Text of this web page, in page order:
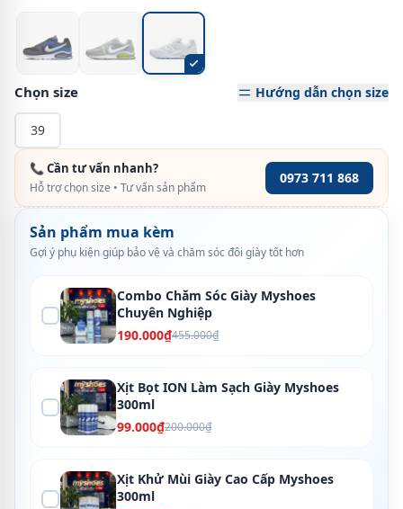
Chọn size Hướng dẫn chọn size
39
📞 Cần tư vấn nhanh?
Hỗ trợ chọn size • Tư vấn sản phẩm
0973 711 868
Sản phẩm mua kèm
Gợi ý phụ kiện giúp bảo vệ và chăm sóc đôi giày tốt hơn
Combo Chăm Sóc Giày Myshoes
Chuyên Nghiệp
190.000₫455.000₫
Xịt Bọt ION Làm Sạch Giày Myshoes
300ml
99.000₫200.000₫
Xịt Khử Mùi Giày Cao Cấp Myshoes
300ml